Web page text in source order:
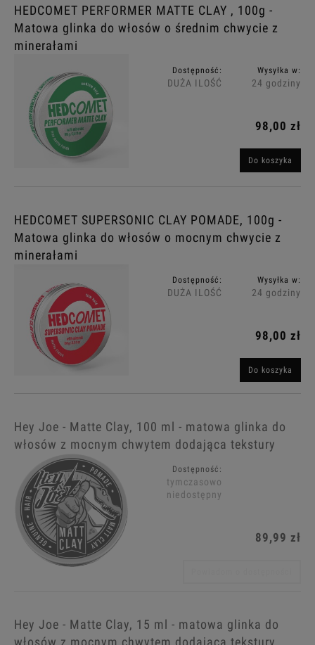
HEDCOMET PERFORMER MATTE CLAY , 100g -
Matowa glinka do włosów o średnim chwycie z
minerałami
Dostępność:
DUŻA ILOŚĆ
Wysyłka w:
24 godziny
98,00 zł
Do koszyka
HEDCOMET SUPERSONIC CLAY POMADE, 100g -
Matowa glinka do włosów o mocnym chwycie z
minerałami
Dostępność:
DUŻA ILOŚĆ
Wysyłka w:
24 godziny
98,00 zł
Do koszyka
Hey Joe - Matte Clay, 100 ml - matowa glinka do
włosów z mocnym chwytem dodająca tekstury
Dostępność:
tymczasowo
niedostępny
89,99 zł
Hey Joe - Matte Clay, 15 ml - matowa glinka do
włosów z mocnym chwytem dodająca tekstury